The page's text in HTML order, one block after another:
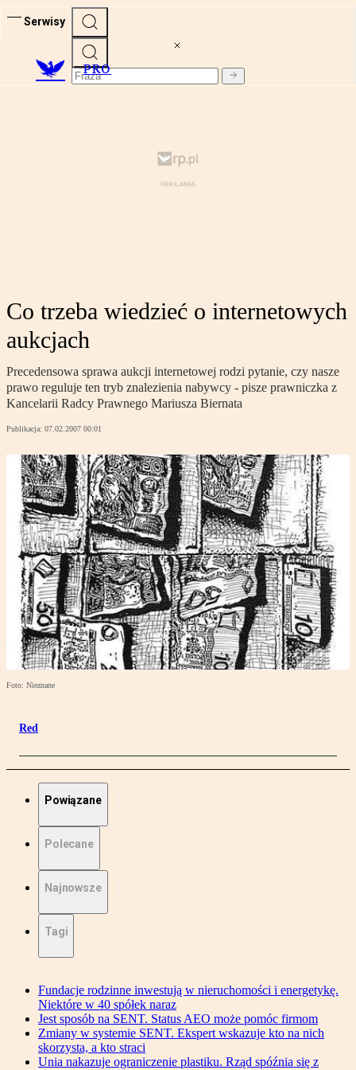
Serwisy
PRO
Co trzeba wiedzieć o internetowych
aukcjach
Precedensowa sprawa aukcji internetowej rodzi pytanie, czy nasze
prawo reguluje ten tryb znalezienia nabywcy - pisze prawniczka z
Kancelarii Radcy Prawnego Mariusza Biernata
Publikacja: 07.02.2007 00:01
Foto: Nieznane
Red
Powiązane
Polecane
Najnowsze
Tagi
Fundacje rodzinne inwestują w nieruchomości i energetykę.
Niektóre w 40 spółek naraz
Jest sposób na SENT. Status AEO może pomóc firmom
Zmiany w systemie SENT. Ekspert wskazuje kto na nich
skorzysta, a kto straci
Unia nakazuje ograniczenie plastiku. Rząd spóźnia się z